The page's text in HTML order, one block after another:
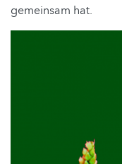
gemeinsam hat.